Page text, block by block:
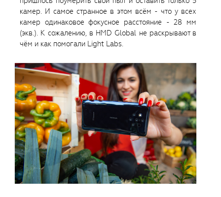
камер. И самое странное в этом всём - что у всех
камер одинаковое фокусное расстояние - 28 мм
(экв.). К сожалению, в HMD Global не раскрывают в
чём и как помогали Light Labs.